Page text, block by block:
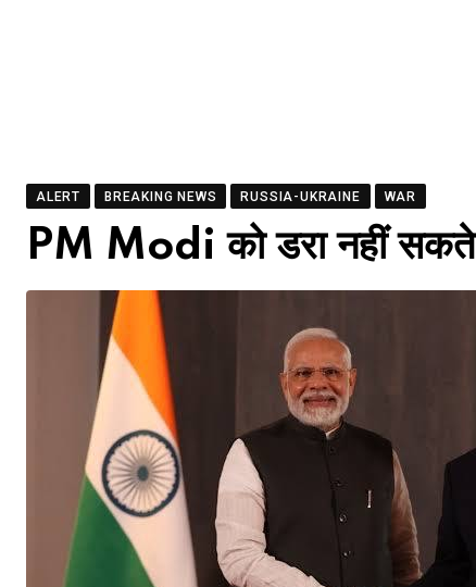
ALERT BREAKING NEWS RUSSIA-UKRAINE WAR
PM Modi को डरा नहीं